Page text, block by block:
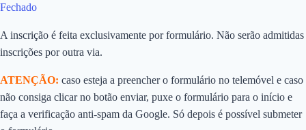
Fechado
A inscrição é feita exclusivamente por formulário. Não serão admitidas
inscrições por outra via.
ATENÇÃO: caso esteja a preencher o formulário no telemóvel e caso
não consiga clicar no botão enviar, puxe o formulário para o início e
faça a verificação anti-spam da Google. Só depois é possível submeter